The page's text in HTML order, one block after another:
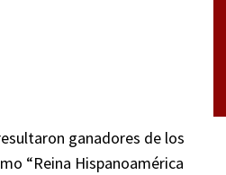
ganadores de los
“Reina Hispanoamérica